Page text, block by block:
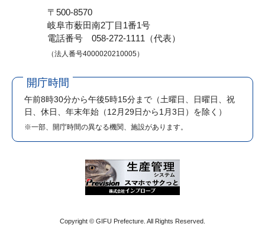
〒500-8570
岐阜市薮田南2丁目1番1号
電話番号 058-272-1111（代表）
（法人番号4000020210005）
開庁時間
午前8時30分から午後5時15分まで （土曜日、日曜日、祝
日、休日、年末年始（12月29日から1月3日）を除く）
※一部、開庁時間の異なる機関、施設があります。
Copyright © GIFU Prefecture. All Rights Reserved.